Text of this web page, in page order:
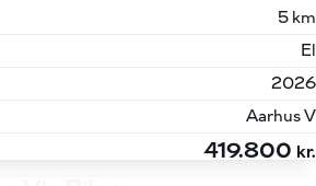
5 km
El
2026
Aarhus V
419.800 kr.